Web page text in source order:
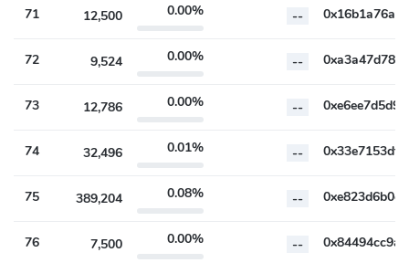
71 12,500 0.00% --
72 9,524 0.00% --
73 12,786 0.00% --
74 32,496 0.01% --
75 389,204 0.08% --
76 7,500 0.00% --